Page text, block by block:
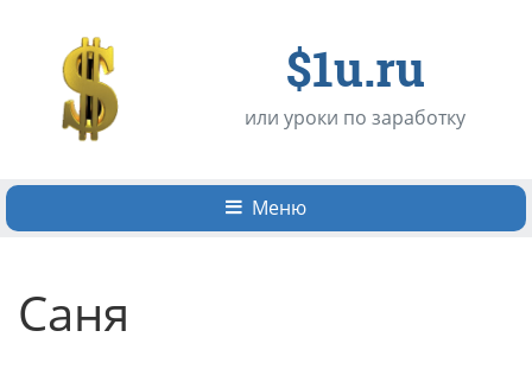
$1u.ru
или уроки по заработку
Меню
Саня